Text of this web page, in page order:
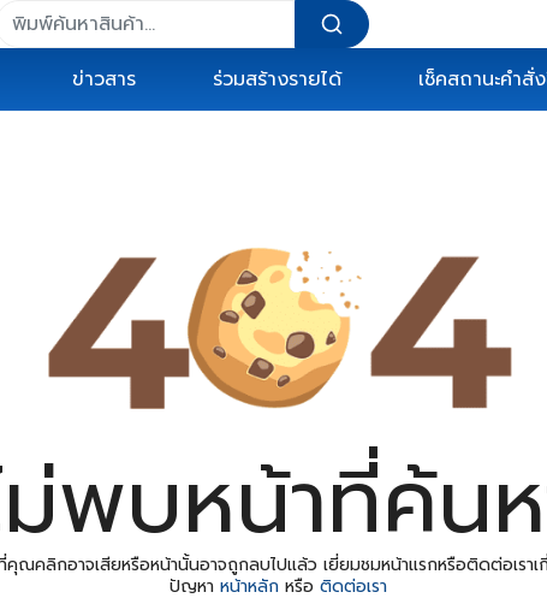
ข่าวสาร ร่วมสร้างรายได้ เช็คสถานะคำสั่
พบหน้าที่ค้น
ณคลิกอาจเสียหรือหน้านั้นอาจถูกลบไปแล้ว เยี่ยมชมหน้าแรกหรือติดต่อเรา
ปัญหา หน้าหลักหรือ ติดต่อเรา